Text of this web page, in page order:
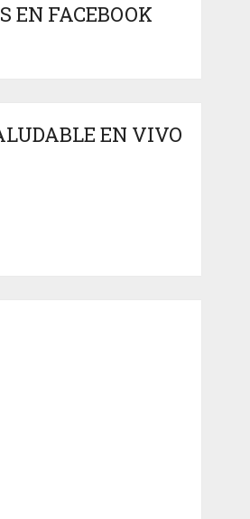
EN FACEBOOK
EN VIVO